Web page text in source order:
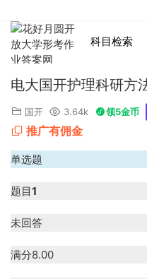
科目检索
电大国开护理科研方
国开 3.64k 领5金币
推广有佣金
单选题
题目1
未回答
满分8.00